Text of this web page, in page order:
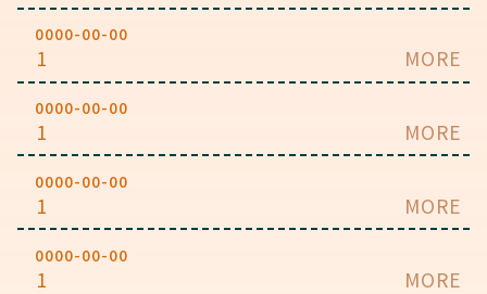
0000-00-00
1 MORE
0000-00-00
1 MORE
0000-00-00
1 MORE
0000-00-00
1 MORE